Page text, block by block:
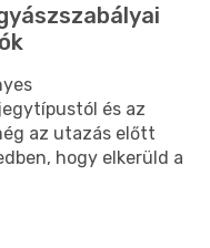
és az
az utazás előtt
hogy elkerüld a